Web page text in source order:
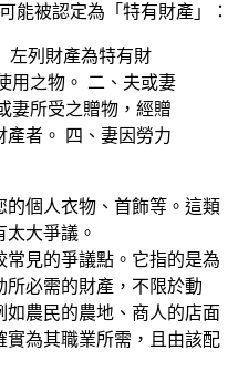
能被認定為「特有財產」：
左列財產為特有財
用之物。 二、夫或妻
妻所受之贈物，經贈
產者。 四、妻因勞力
的個人衣物、首飾等。這類
大爭議。
常見的爭議點。它指的是為
所必需的財產，不限於動
農民的農地、商人的店面
為其職業所需，且由該配